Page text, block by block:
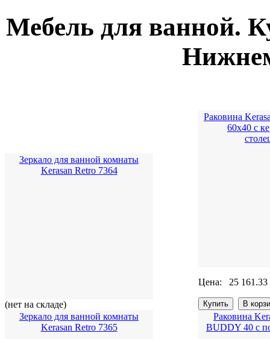
Мебель для ванной.
Зеркало для ванной комнаты
Kerasan Retro 7364
(нет на складе)
Раковина
60x40 с
Цена: 25 161.33
Зеркало для ванной комнаты
Kerasan Retro 7365
Раковина
BUDDY 40 с